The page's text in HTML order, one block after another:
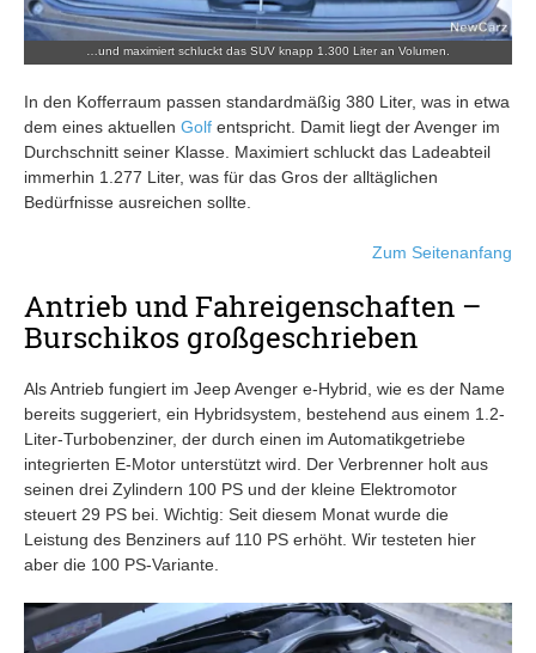
…und maximiert schluckt das SUV knapp 1.300 Liter an Volumen.
In den Kofferraum passen standardmäßig 380 Liter, was in etwa
dem eines aktuellen Golf entspricht. Damit liegt der Avenger im
Durchschnitt seiner Klasse. Maximiert schluckt das Ladeabteil
immerhin 1.277 Liter, was für das Gros der alltäglichen
Bedürfnisse ausreichen sollte.
Zum Seitenanfang
Antrieb und Fahreigenschaften –
Burschikos großgeschrieben
Als Antrieb fungiert im Jeep Avenger e-Hybrid, wie es der Name
bereits suggeriert, ein Hybridsystem, bestehend aus einem 1.2-
Liter-Turbobenziner, der durch einen im Automatikgetriebe
integrierten E-Motor unterstützt wird. Der Verbrenner holt aus
seinen drei Zylindern 100 PS und der kleine Elektromotor
steuert 29 PS bei. Wichtig: Seit diesem Monat wurde die
Leistung des Benziners auf 110 PS erhöht. Wir testeten hier
aber die 100 PS-Variante.